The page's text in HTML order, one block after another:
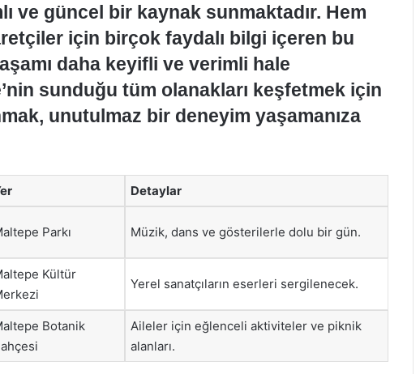
ve güncel bir kaynak sunmaktadır. Hem
için birçok faydalı bilgi içeren bu
daha keyifli ve verimli hale
sunduğu tüm olanakları keşfetmek için
unutulmaz bir deneyim yaşamanıza
Detaylar
Parkı Müzik, dans ve gösterilerle dolu bir gün.
Kültür
Yerel sanatçıların eserleri sergilenecek.
Botanik
Aileler için eğlenceli aktiviteler ve piknik
alanları.